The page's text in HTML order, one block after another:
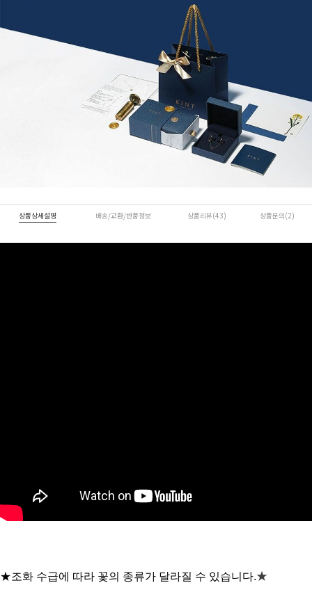
상품상세설명 배송/교환/반품정보 상품리뷰(43) 상품문의(2)
★조화 수급에 따라 꽃의 종류가 달라질 수 있습니다.★